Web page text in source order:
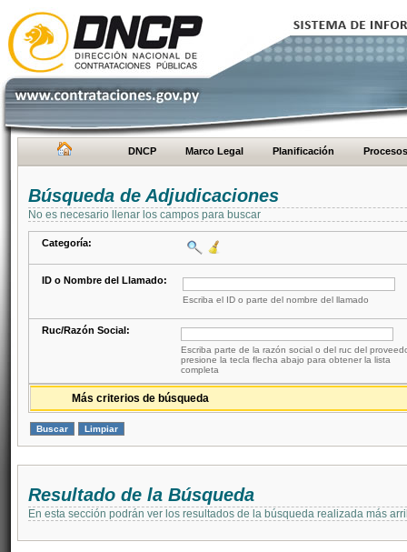
DNCP Marco Legal Planificación Procesos
Búsqueda de Adjudicaciones
No es necesario llenar los campos para buscar
Categoría:
ID o Nombre del Llamado:
Escriba el ID o parte del nombre del llamado
Ruc/Razón Social:
Escriba parte de la razón social o del ruc del
presione la tecla flecha abajo para obtener la lista
completa
Más criterios de búsqueda
Resultado de la Búsqueda
En esta sección podrán ver los resultados de la búsqueda realizada más